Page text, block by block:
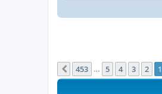
1
2
3
4
5
453 הבא